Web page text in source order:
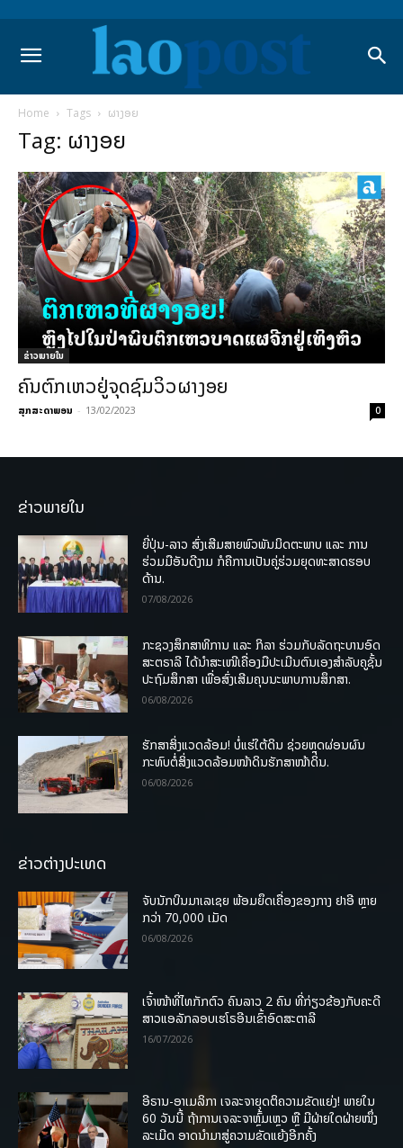
Home Tags ຜາງອຍ
Tag: ຜາງອຍ
ຂ່າວພາຍ​ໃນ
ຄົນຕົກເຫວຢູ່ຈຸດຊົມວິວຜາງອຍ
ສຸກສະດາພອນ - 13/02/2023 0
ຂ່າວພາຍໃນ
ຍີ່ປຸ່ນ-ລາວ ສົ່ງເສີມສາຍພົວພັນມິດຕະພາບ ແລະ ການ
ຮ່ວມມືອັນດີງາມ ກໍຄືການເປັນຄູ່ຮ່ວມຍຸດທະສາດຮອບ
ດ້ານ.
07/08/2026
ກະຊວງສຶກສາທິການ ແລະ ກິລາ ຮ່ວມກັບລັດຖະບານອົດ
ສະຕຣາລີ ໄດ້ນຳສະເໜີເຄື່ອງມືປະເມີນຕົນເອງສຳລັບຄູຊັ້ນ
ປະຖົມສຶກສາ ເພື່ອສົ່ງເສີມຄຸນນະພາບການສຶກສາ.
06/08/2026
ຮັກສາສິ່ງແວດລ້ອມ! ບໍ່ແຮ່ໃຕ້ດິນ ຊ່ວຍຫຼຸດຜ່ອນຜົນ
ກະທົບຕໍ່ສິ່ງແວດລ້ອມໜ້າດິນຮັກສາໜ້າດິນ.
06/08/2026
ຂ່າວຕ່າງປະເທດ
ຈັບນັກບິນມາເລເຊຍ ພ້ອມຍຶດເຄື່ອງຂອງກາງ ຢາອີ ຫຼາຍ
ກວ່າ 70,000 ເມັດ
06/08/2026
ເຈົ້າໜ້າທີ່ໄທກັກຕົວ ຄົນລາວ 2 ຄົນ ທີ່ກ່ຽວຂ້ອງກັບຄະດີ
ສາວແອລັກລອບເຮໂຣອີນເຂົ້າອົດສະຕາລີ
16/07/2026
ອີຣານ-ອາເມລິກາ ເຈລະຈາຍຸດຕິຄວາມຂັດແຍ່ງ! ພາຍໃນ
60 ວັນນີ້ ຖ້າການເຈລະຈາຫຼົ້ມເຫຼວ ຫຼື ມີຝ່າຍໃດຝ່າຍໜຶ່ງ
ລະເມີດ ອາດນໍາມາສູ່ຄວາມຂັດແຍ້ງອີກຄັ້ງ